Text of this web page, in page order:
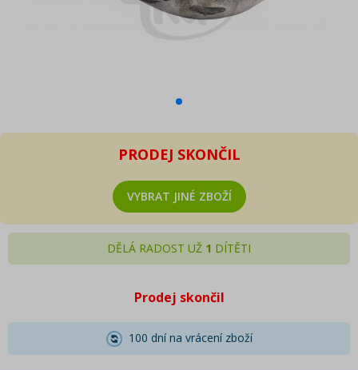
PRODEJ SKONČIL
VYBRAT JINÉ ZBOŽÍ
DĚLÁ RADOST UŽ 1 DÍTĚTI
Prodej skončil
100 dní na vrácení zboží